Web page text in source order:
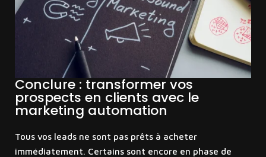
Conclure : transformer vos
prospects en clients avec le
marketing automation
Tous vos leads ne sont pas prêts à acheter
immédiatement. Certains sont encore en phase de